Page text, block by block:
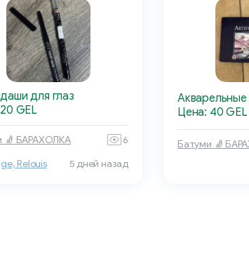
для глаз
GEL
🧦 БАРАХОЛКА 6
Relouis 5 дней назад
Цена: 40 GEL
Батуми 🧦